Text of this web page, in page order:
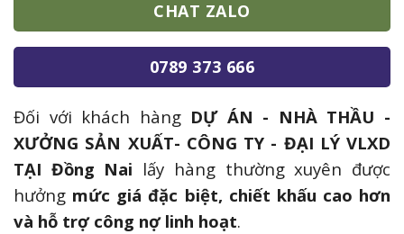
CHAT ZALO
0789 373 666
Đối với khách hàngDỰ ÁN - NHÀ THẦU -
XƯỞNG SẢN XUẤT- CÔNG TY - ĐẠI LÝ VLXD
TẠI Đồng Nai lấy hàng thường xuyên được
hưởng mức giá đặc biệt, chiết khấu cao hơn
và hỗ trợ công nợ linh hoạt.